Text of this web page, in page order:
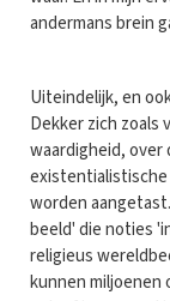
andermans brein
Uiteindelijk, en
Dekker zich zoals
waardigheid, over
existentialistische
worden
beeld' die noties
religieus
kunnen